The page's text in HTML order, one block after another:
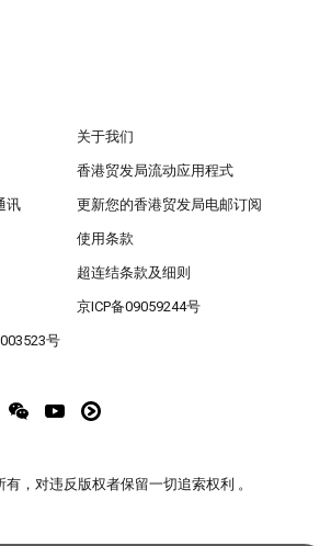
关于我们
香港贸发局流动应用程式
讯 更新您的香港贸发局电邮订阅
使用条款
超连结条款及细则
京ICP备09059244号
号
，对违反版权者保留一切追索权利 。